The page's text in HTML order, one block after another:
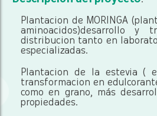
Plantacion de MORINGA
aminoacidos)desarrollo y
distribucion tanto en
especializadas.
Plantacion de la estevia (
transformacion en
como en grano, más
propiedades.